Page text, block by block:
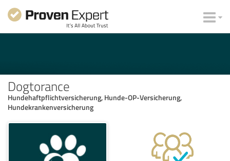
Dogtorance
Hundehaftpflichtversicherung, Hunde-OP-Versicherung,
Hundekrankenversicherung